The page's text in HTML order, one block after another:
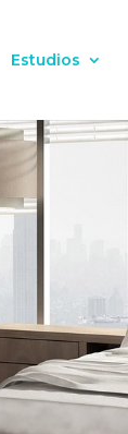
Estudios